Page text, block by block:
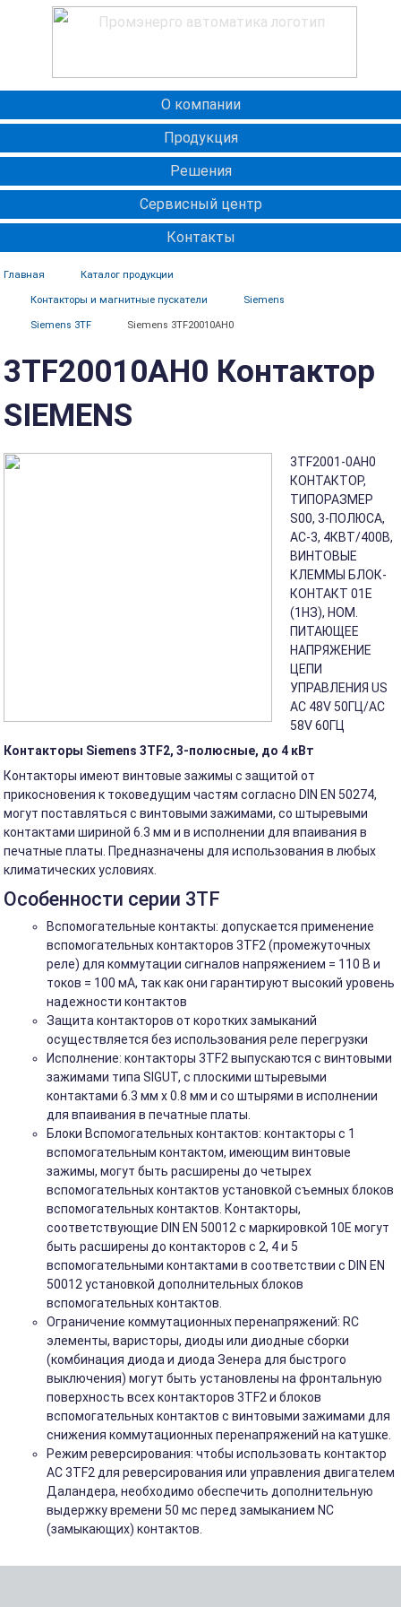
О компании
Продукция
Решения
Сервисный центр
Контакты
Главная Каталог продукции
Контакторы и магнитные пускатели Siemens
Siemens 3TF Siemens 3TF20010AH0
3TF20010AH0 Контактор
SIEMENS
3TF2001-0AH0
КОНТАКТОР,
ТИПОРАЗМЕР
S00, 3-ПОЛЮСА,
AC-3, 4КВТ/400В,
ВИНТОВЫЕ
КЛЕММЫ БЛОК-
КОНТАКТ 01E
(1НЗ), НОМ.
ПИТАЮЩЕЕ
НАПРЯЖЕНИЕ
ЦЕПИ
УПРАВЛЕНИЯ US
AC 48V 50ГЦ/AC
58V 60ГЦ
Контакторы Siemens 3TF2, 3-полюсные, до 4 кВт
Контакторы имеют винтовые зажимы с защитой от
прикосновения к токоведущим частям согласно DIN EN 50274,
могут поставляться с винтовыми зажимами, со штыревыми
контактами шириной 6.3 мм и в исполнении для впаивания в
печатные платы. Предназначены для использования в любых
климатических условиях.
Особенности серии 3TF
Вспомогательные контакты: допускается применение
вспомогательных контакторов 3TF2 (промежуточных
реле) для коммутации сигналов напряжением = 110 В и
токов = 100 мА, так как они гарантируют высокий уровень
надежности контактов
Защита контакторов от коротких замыканий
осуществляется без использования реле перегрузки
Исполнение: контакторы 3TF2 выпускаются с винтовыми
зажимами типа SIGUT, с плоскими штыревыми
контактами 6.3 мм x 0.8 мм и со штырями в исполнении
для впаивания в печатные платы.
Блоки Вспомогательных контактов: контакторы с 1
вспомогательным контактом, имеющим винтовые
зажимы, могут быть расширены до четырех
вспомогательных контактов установкой съемных блоков
вспомогательных контактов. Контакторы,
соответствующие DIN EN 50012 с маркировкой 10E могут
быть расширены до контакторов с 2, 4 и 5
вспомогательными контактами в соответствии с DIN EN
50012 установкой дополнительных блоков
вспомогательных контактов.
Ограничение коммутационных перенапряжений: RC
элементы, варисторы, диоды или диодные сборки
(комбинация диода и диода Зенера для быстрого
выключения) могут быть установлены на фронтальную
поверхность всех контакторов 3TF2 и блоков
вспомогательных контактов с винтовыми зажимами для
снижения коммутационных перенапряжений на катушке.
Режим реверсирования: чтобы использовать контактор
АС 3TF2 для реверсирования или управления двигателем
Даландера, необходимо обеспечить дополнительную
выдержку времени 50 мс перед замыканием NC
(замыкающих) контактов.